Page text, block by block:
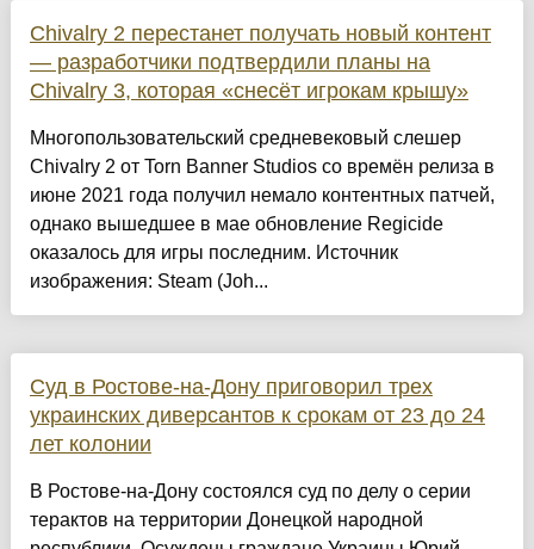
Chivalry 2 перестанет получать новый контент
— разработчики подтвердили планы на
Chivalry 3, которая «снесёт игрокам крышу»
Многопользовательский средневековый слешер
Chivalry 2 от Torn Banner Studios со времён релиза в
июне 2021 года получил немало контентных патчей,
однако вышедшее в мае обновление Regicide
оказалось для игры последним. Источник
изображения: Steam (Joh...
Суд в Ростове-на-Дону приговорил трех
украинских диверсантов к срокам от 23 до 24
лет колонии
В Ростове-на-Дону состоялся суд по делу о серии
терактов на территории Донецкой народной